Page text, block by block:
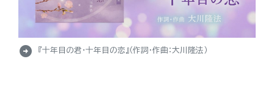
arrow_circle_right 『十年目の君・十年目の恋』（作詞・作曲：大川隆法）